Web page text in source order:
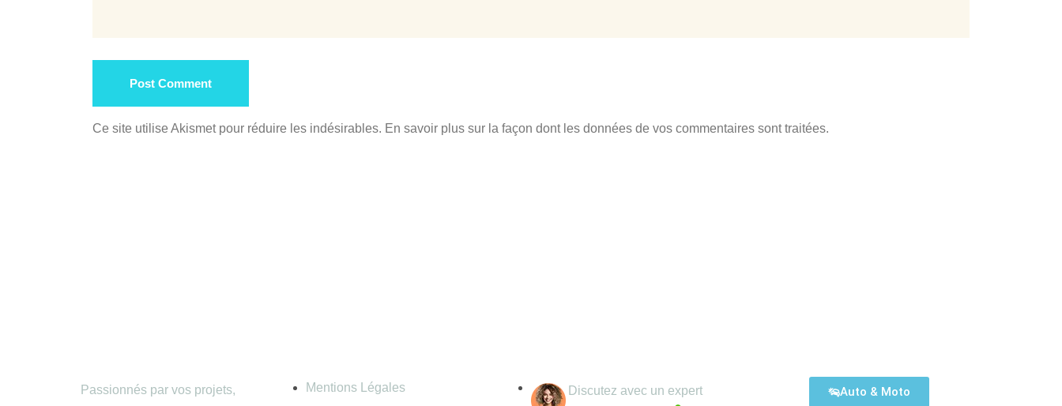
Post Comment
Ce site utilise Akismet pour réduire les indésirables. En savoir plus sur la façon dont les données de vos commentaires sont traitées.
Passionnés par vos projets,
Mentions Légales Discutez avec un expert Auto & Moto